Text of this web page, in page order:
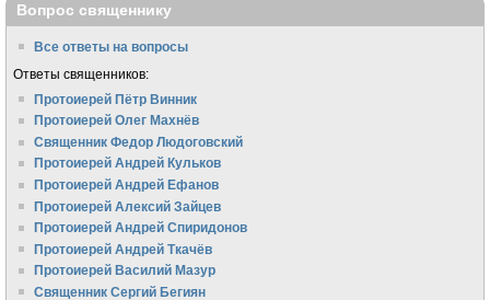
Вопрос священнику
Все ответы на вопросы
Ответы священников:
Протоиерей Пётр Винник
Протоиерей Олег Махнёв
Священник Федор Людоговский
Протоиерей Андрей Кульков
Протоиерей Андрей Ефанов
Протоиерей Алексий Зайцев
Протоиерей Андрей Спиридонов
Протоиерей Андрей Ткачёв
Протоиерей Василий Мазур
Священник Сергий Бегиян